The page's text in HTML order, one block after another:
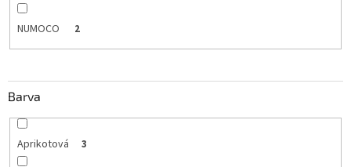
NUMOCO 2
Barva
Aprikotová 3